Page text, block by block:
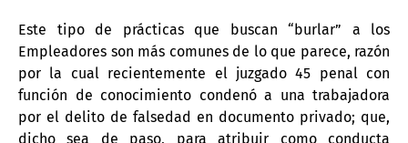
Este tipo de prácticas que buscan “burlar” a los
Empleadores son más comunes de lo que parece, razón
por la cual recientemente el juzgado 45 penal con
función de conocimiento condenó a una trabajadora
por el delito de falsedad en documento privado; que,
dicho sea de paso, para atribuir como conducta